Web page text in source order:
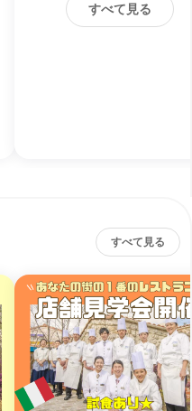
すべて見る
すべて見る